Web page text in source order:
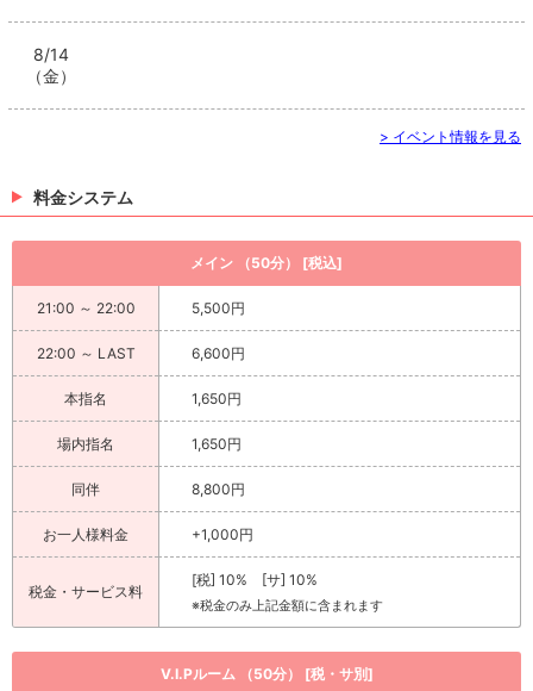
8/14
（金）
> イベント情報を見る
料金システム
メイン （50分） [税込]
21:00 ～ 22:00 5,500円
22:00 ～ LAST 6,600円
本指名 1,650円
場内指名 1,650円
同伴 8,800円
お一人様料金 +1,000円
税金・サービス料
[税] 10% [サ] 10%
※税金のみ上記金額に含まれます
V.I.Pルーム （50分） [税・サ別]